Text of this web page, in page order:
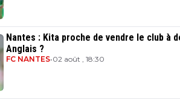
Nantes : Kita proche de vendre le club à
Anglais ?
FC NANTES•02 août , 18:30